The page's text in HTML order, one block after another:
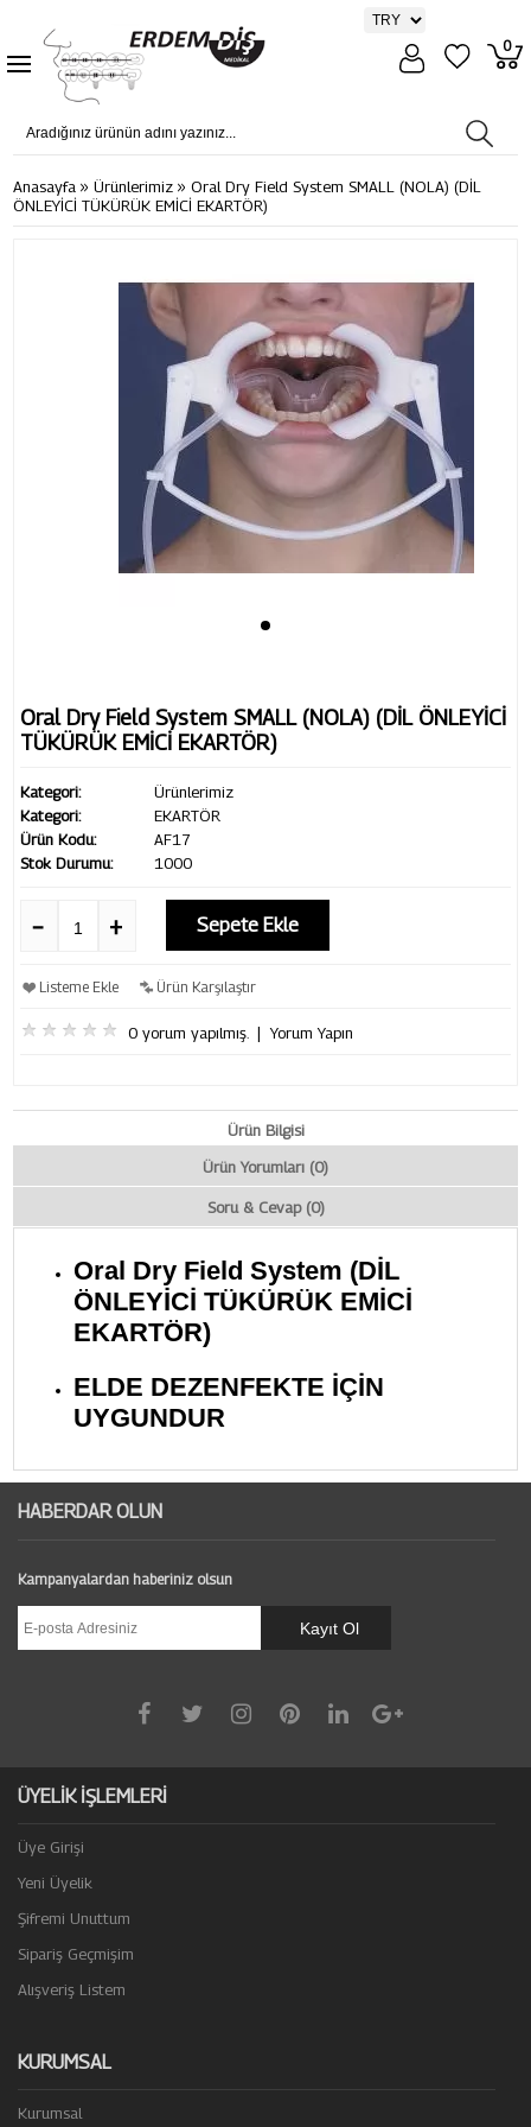
0
Anasayfa » Ürünlerimiz » Oral Dry Field System SMALL (NOLA) (DİL
ÖNLEYİCİ TÜKÜRÜK EMİCİ EKARTÖR)
Oral Dry Field System SMALL (NOLA) (DİL ÖNLEYİCİ
TÜKÜRÜK EMİCİ EKARTÖR)
Kategori:
Ürünlerimiz
Kategori:
EKARTÖR
Ürün Kodu:
AF17
Stok Durumu:
1000
Sepete Ekle
Listeme Ekle Ürün Karşılaştır
0 yorum yapılmış. |Yorum Yapın
Ürün Bilgisi
Ürün Yorumları (0)
Soru & Cevap (0)
Oral Dry Field System (DİL
ÖNLEYİCİ TÜKÜRÜK EMİCİ
EKARTÖR)
ELDE DEZENFEKTE İÇİN
UYGUNDUR
HABERDAR OLUN
Kampanyalardan haberiniz olsun
ÜYELİK İŞLEMLERİ
Üye Girişi
Yeni Üyelik
Şifremi Unuttum
Sipariş Geçmişim
Alışveriş Listem
KURUMSAL
Kurumsal